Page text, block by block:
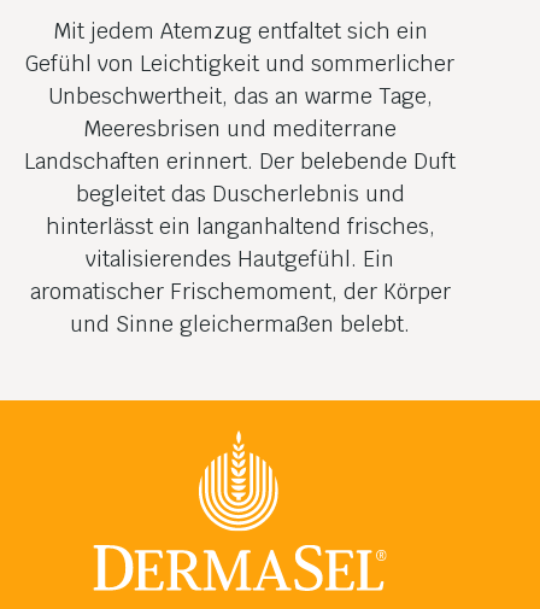
Mit jedem Atemzug entfaltet sich ein
Gefühl von Leichtigkeit und sommerlicher
Unbeschwertheit, das an warme Tage,
Meeresbrisen und mediterrane
Landschaften erinnert. Der belebende Duft
begleitet das Duscherlebnis und
hinterlässt ein langanhaltend frisches,
vitalisierendes Hautgefühl. Ein
aromatischer Frischemoment, der Körper
und Sinne gleichermaßen belebt.